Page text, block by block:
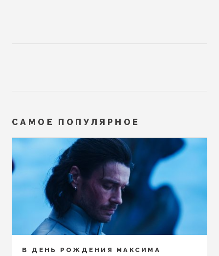
САМОЕ ПОПУЛЯРНОЕ
В ДЕНЬ РОЖДЕНИЯ МАКСИМА